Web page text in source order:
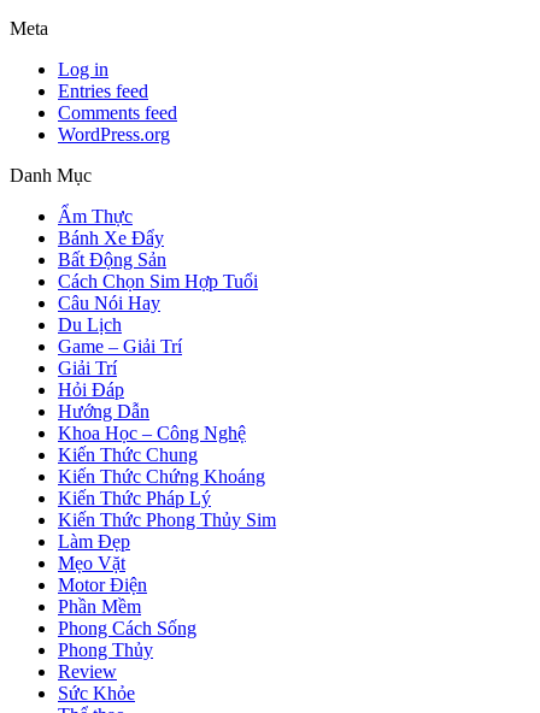
Meta
Log in
Entries feed
Comments feed
WordPress.org
Danh Mục
Ẩm Thực
Bánh Xe Đẩy
Bất Động Sản
Cách Chọn Sim Hợp Tuổi
Câu Nói Hay
Du Lịch
Game – Giải Trí
Giải Trí
Hỏi Đáp
Hướng Dẫn
Khoa Học – Công Nghệ
Kiến Thức Chung
Kiến Thức Chứng Khoáng
Kiến Thức Pháp Lý
Kiến Thức Phong Thủy Sim
Làm Đẹp
Mẹo Vặt
Motor Điện
Phần Mềm
Phong Cách Sống
Phong Thủy
Review
Sức Khỏe